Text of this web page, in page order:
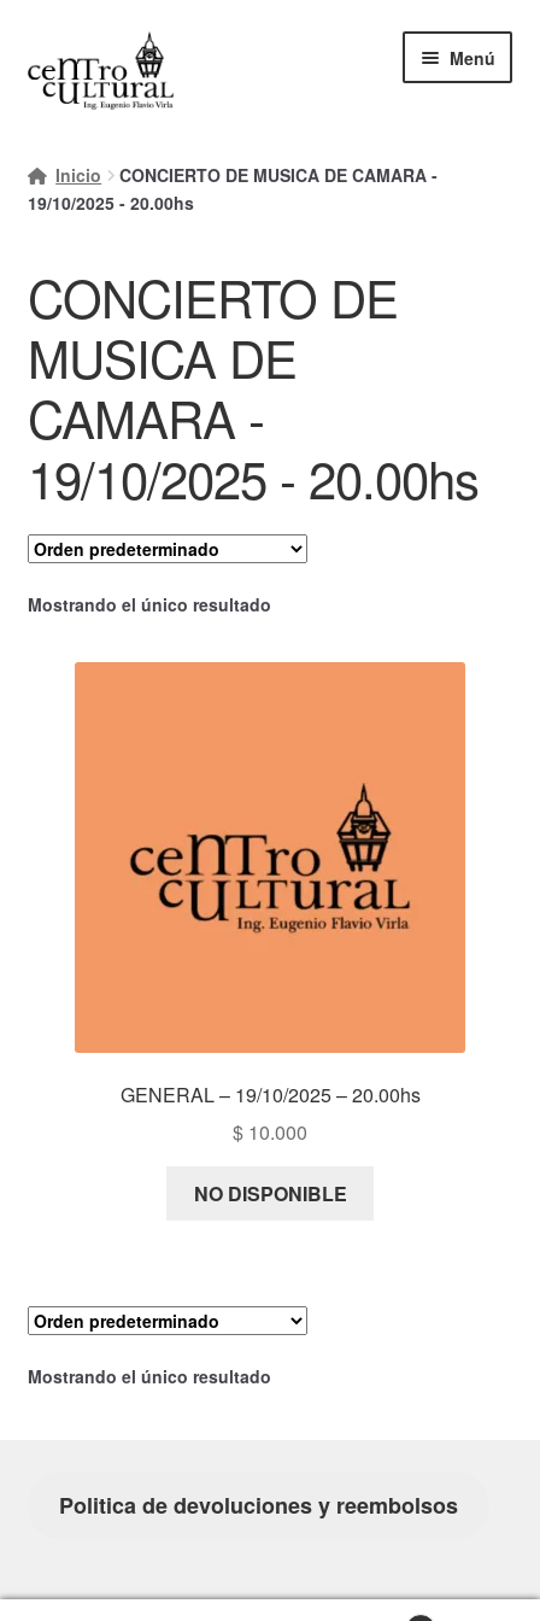
a
al
contenido
Menú
Mi cuenta
Finalizar compra
Ayuda Rapida
Inicio
CONCIERTO DE MUSICA DE CAMARA -
19/10/2025 - 20.00hs
CONCIERTO DE
MUSICA DE
CAMARA -
19/10/2025 - 20.00hs
Mostrando el único resultado
GENERAL – 19/10/2025 – 20.00hs
$ 10.000
NO DISPONIBLE
Mostrando el único resultado
Politica de devoluciones y reembolsos